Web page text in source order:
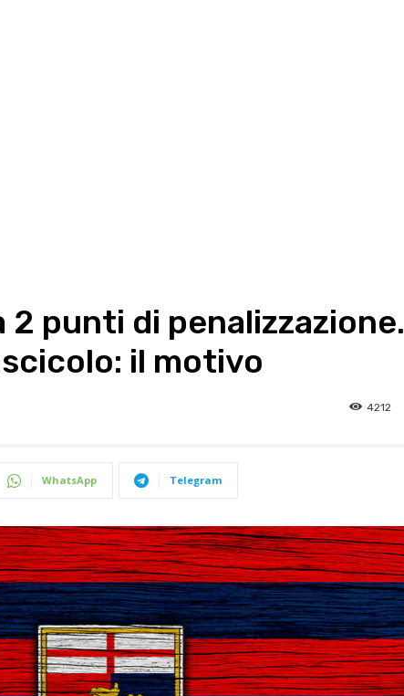
2 punti di penalizzazione.
il motivo
4212
WhatsApp Telegram